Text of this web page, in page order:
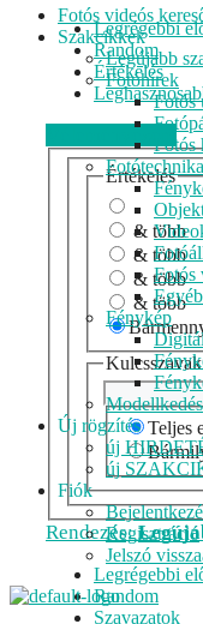
Fotós videós
Szakcikkek
Legújabb
Fotóhírek
Fotós
Fotós
Fotótechnika
Fotós
Fénykép
Modellkedés
Új rögzítés
új
új
Fiók
Regisztráció
Jelszó
Legrégebbi
Random
Értékelés
Véleményezem
Értékelés
& több
& több
& több
& több
Kulcsszavak
Teljes
Rendezés:
Legrégebbi
Random
Szavazatok